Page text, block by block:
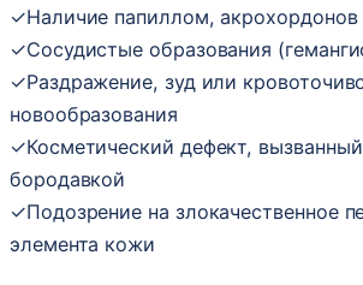
✓Наличие папиллом,
✓Сосудистые образования
✓Раздражение, зуд или
новообразования
✓Косметический дефект,
бородавкой
✓Подозрение на злокачественное
элемента кожи